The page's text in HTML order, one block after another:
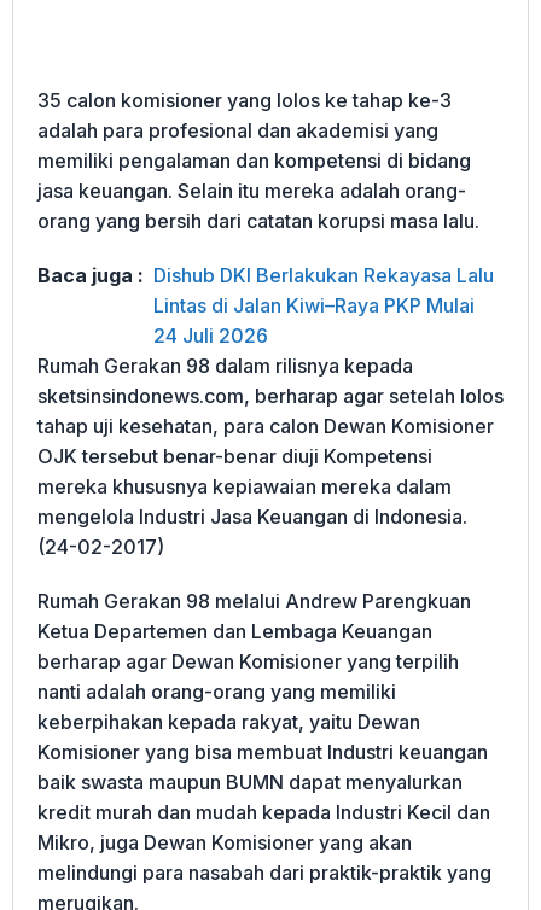
35 calon komisioner yang lolos ke tahap ke-3
adalah para profesional dan akademisi yang
memiliki pengalaman dan kompetensi di bidang
jasa keuangan. Selain itu mereka adalah orang-
orang yang bersih dari catatan korupsi masa lalu.
Baca juga : Dishub DKI Berlakukan Rekayasa Lalu
Lintas di Jalan Kiwi–Raya PKP Mulai
24 Juli 2026
Rumah Gerakan 98 dalam rilisnya kepada
sketsinsindonews.com, berharap agar setelah lolos
tahap uji kesehatan, para calon Dewan Komisioner
OJK tersebut benar-benar diuji Kompetensi
mereka khususnya kepiawaian mereka dalam
mengelola Industri Jasa Keuangan di Indonesia.
(24-02-2017)
Rumah Gerakan 98 melalui Andrew Parengkuan
Ketua Departemen dan Lembaga Keuangan
berharap agar Dewan Komisioner yang terpilih
nanti adalah orang-orang yang memiliki
keberpihakan kepada rakyat, yaitu Dewan
Komisioner yang bisa membuat Industri keuangan
baik swasta maupun BUMN dapat menyalurkan
kredit murah dan mudah kepada Industri Kecil dan
Mikro, juga Dewan Komisioner yang akan
melindungi para nasabah dari praktik-praktik yang
merugikan.